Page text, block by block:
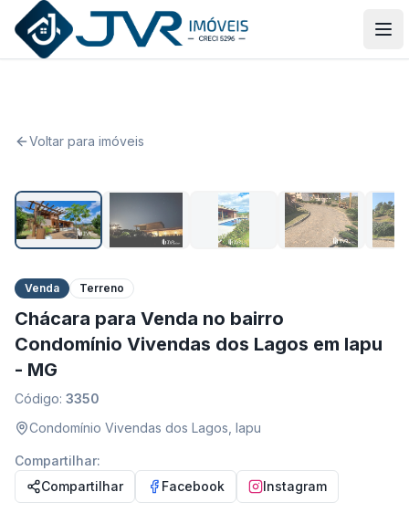
JVR Imóveis
Voltar para imóveis
Venda Terreno
Chácara para Venda no bairro
Condomínio Vivendas dos Lagos em Iapu
- MG
Código: 3350
Condomínio Vivendas dos Lagos Iapu
Compartilhar:
Compartilhar
Facebook Instagram